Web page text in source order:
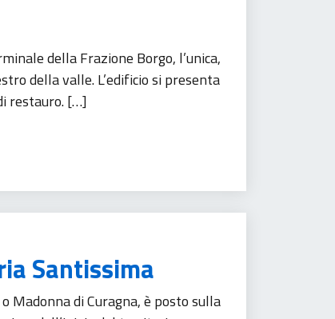
della Frazione Borgo, l’unica,
della valle. L’edificio si presenta
restauro. […]
Santissima
Madonna di Curagna, è posto sulla